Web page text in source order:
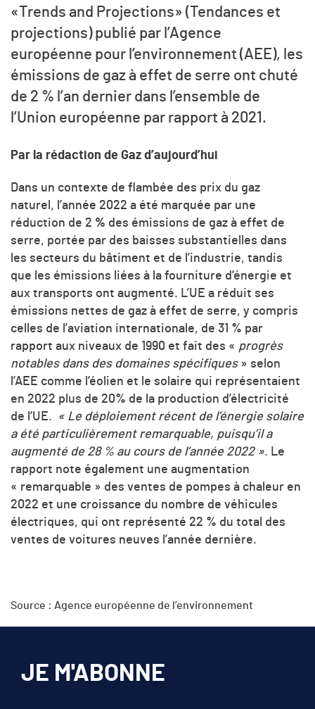
«Trends and Projections» (Tendances et
projections) publié par l’Agence
européenne pour l’environnement (AEE), les
émissions de gaz à effet de serre ont chuté
de 2 % l’an dernier dans l’ensemble de
l’Union européenne par rapport à 2021.
Par la rédaction de Gaz d’aujourd’hui
Dans un contexte de flambée des prix du gaz
naturel, l’année 2022 a été marquée par une
réduction de 2 % des émissions de gaz à effet de
serre, portée par des baisses substantielles dans
les secteurs du bâtiment et de l’industrie, tandis
que les émissions liées à la fourniture d’énergie et
aux transports ont augmenté. L’UE a réduit ses
émissions nettes de gaz à effet de serre, y compris
celles de l’aviation internationale, de 31 % par
rapport aux niveaux de 1990 et fait des « progrès
notables dans des domaines spécifiques» selon
l’AEE comme l’éolien et le solaire qui représentaient
en 2022 plus de 20% de la production d’électricité
de l’UE.
« Le déploiement récent de l’énergie solaire
a été particulièrement remarquable, puisqu’il a
augmenté de 28 % au cours de l’année 2022 ». Le
rapport note également une augmentation
« remarquable » des ventes de pompes à chaleur en
2022 et une croissance du nombre de véhicules
électriques, qui ont représenté 22 % du total des
ventes de voitures neuves l’année dernière.
Source : Agence européenne de l’environnement
JE M'ABONNE